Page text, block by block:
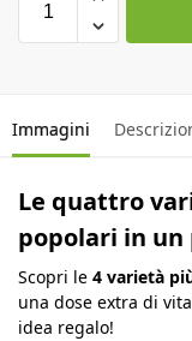
Immagini
Le quattro
popolari in un
Scopri le 4 varietà
una dose extra di
idea regalo!